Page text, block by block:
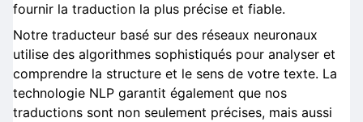
fournir la traduction la plus précise et fiable.
Notre traducteur basé sur des réseaux neuronaux
utilise des algorithmes sophistiqués pour analyser et
comprendre la structure et le sens de votre texte. La
technologie NLP garantit également que nos
traductions sont non seulement précises, mais aussi